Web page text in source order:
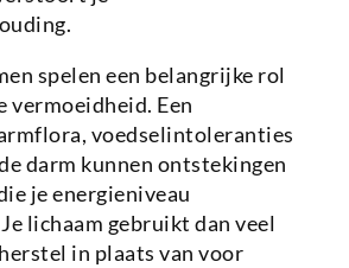
spelen een belangrijke rol
vermoeidheid. Een
voedselintoleranties
darm kunnen ontstekingen
je energieniveau
lichaam gebruikt dan veel
in plaats van voor